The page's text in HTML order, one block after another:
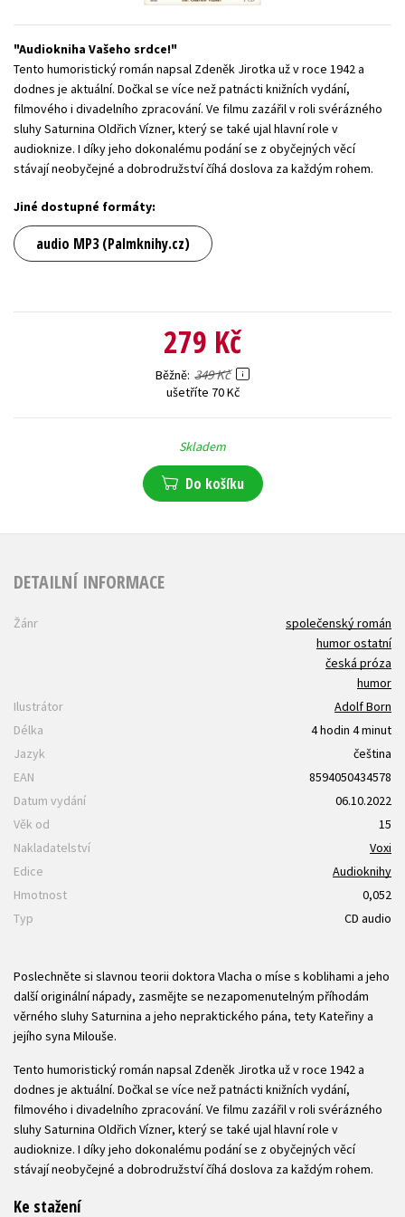
Young adult (SK)
Zahraniční literatura Zdraví a životní styl
Všechny tituly
Audiokniha Vašeho srdce!
Tento humoristický román napsal Zdeněk Jirotka už v roce 1942 a
dodnes je aktuální. Dočkal se více než patnácti knižních vydání,
filmového i divadelního zpracování. Ve filmu zazářil v roli svérázného
sluhy Saturnina Oldřich Vízner, který se také ujal hlavní role v
audioknize. I díky jeho dokonalému podání se z obyčejných věcí
stávají neobyčejné a dobrodružství číhá doslova za každým rohem.
Jiné dostupné formáty:
audio MP3 (Palmknihy.cz)
279 Kč
Běžně 349 Kč
ušetříte 70 Kč
Skladem
Do košíku
DETAILNÍ INFORMACE
Žánr
společenský román
humor ostatní
česká próza
humor
Ilustrátor
Adolf Born
Délka
4 hodin 4 minut
Jazyk
čeština
EAN
8594050434578
Datum vydání
06.10.2022
Věk od
15
Nakladatelství
Voxi
Edice
Audioknihy
Hmotnost
0,052
Typ
CD audio
Poslechněte si slavnou teorii doktora Vlacha o míse s koblihami a jeho
další originální nápady, zasmějte se nezapomenutelným příhodám
věrného sluhy Saturnina a jeho nepraktického pána, tety Kateřiny a
jejího syna Milouše.
Tento humoristický román napsal Zdeněk Jirotka už v roce 1942 a
dodnes je aktuální. Dočkal se více než patnácti knižních vydání,
filmového i divadelního zpracování. Ve filmu zazářil v roli svérázného
sluhy Saturnina Oldřich Vízner, který se také ujal hlavní role v
audioknize. I díky jeho dokonalému podání se z obyčejných věcí
stávají neobyčejné a dobrodružství číhá doslova za každým rohem.
Ke stažení